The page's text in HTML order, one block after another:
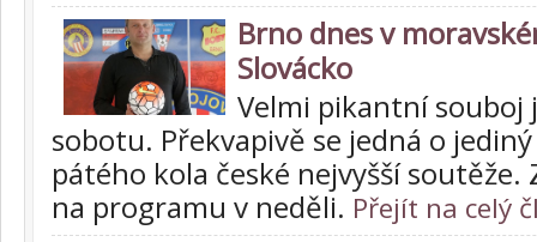
Brno dnes v
Slovácko
Velmi pikantní souboj
sobotu. Překvapivě se jedná o
pátého kola české nejvyšší soutěže.
na programu v neděli. Přejít na celý